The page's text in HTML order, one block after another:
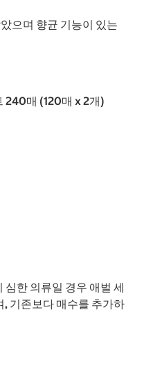
으며 향균 기능이 있는
240매 (120매 x 2개)
한 의류일 경우 애벌 세
, 기존보다 매수를 추가하